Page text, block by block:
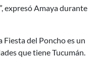
expresó Amaya durante
Fiesta del Poncho es un
que tiene Tucumán.